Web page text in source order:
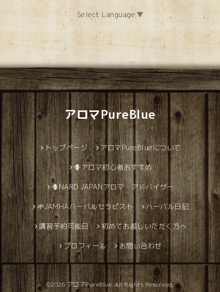
Select Language ▼
アロマPureBlue
トップページ アロマPureBlueについて
🪻アロマ初心者おすすめ
🪻NARD JAPANアロマ・アドバイザー
🌱JAMHAハーバルセラピスト ハーバル日記
講習予約可能日 初めてお越しいただく方へ
プロフィール お問い合わせ
©2026アロマPureBlue. All Rights Reserved.